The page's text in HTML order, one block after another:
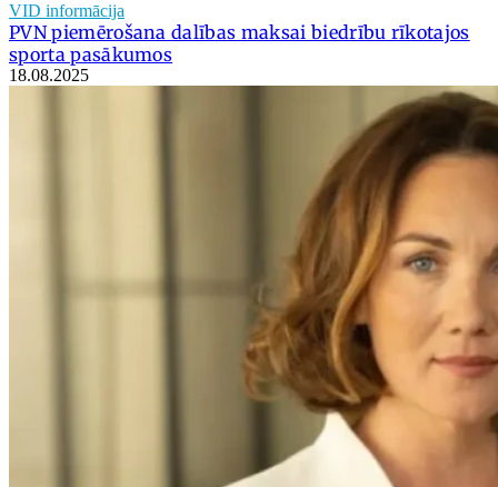
VID informācija
PVN piemērošana dalības maksai biedrību rīkotajos
sporta pasākumos
18.08.2025